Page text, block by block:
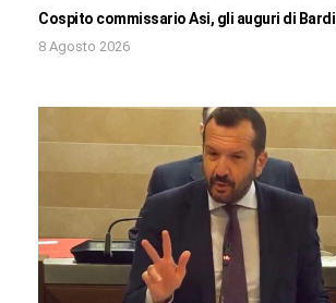
Cospito commissario Asi, gli auguri di Bardi
8 Agosto 2026